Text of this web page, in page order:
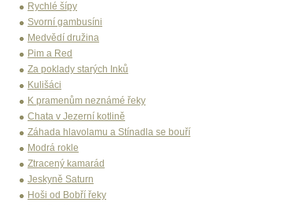
Rychlé šípy
Svorní gambusíni
Medvědí družina
Pim a Red
Za poklady starých Inků
Kulišáci
K pramenům neznámé řeky
Chata v Jezerní kotlině
Záhada hlavolamu a Stínadla se bouří
Modrá rokle
Ztracený kamarád
Jeskyně Saturn
Hoši od Bobří řeky